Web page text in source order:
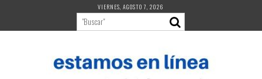
contenido
VIERNES, AGOSTO 7, 2026